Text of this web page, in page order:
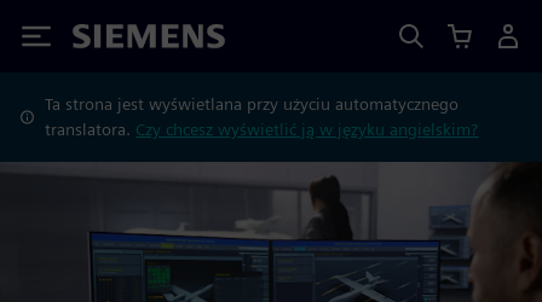
Siemens
Ta strona jest wyświetlana przy użyciu automatycznego
translatora. Czy chcesz wyświetlić ją w języku angielskim?